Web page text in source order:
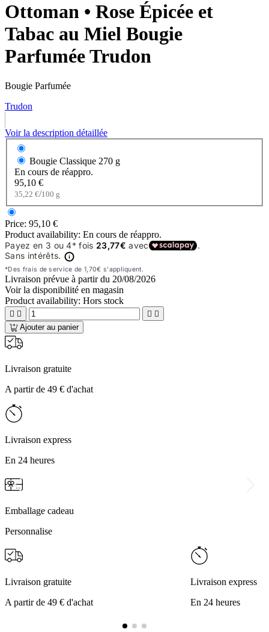
Ottoman • Rose Épicée et
Tabac au Miel Bougie
Parfumée Trudon
Bougie Parfumée
Trudon
Voir la description détaillée
Bougie Classique 270 g
En cours de réappro.
95,10 €
35,22 €/100 g
Price: 95,10 €
Product availability: En cours de réappro.
Livraison prévue à partir du 20/08/2026
Voir la disponibilité en magasin
Product availability: Hors stock
   
Ajouter au panier
Livraison gratuite
A partir de 49 € d'achat
Livraison express
En 24 heures
Emballage cadeau
Personnalise
Livraison gratuite
A partir de 49 € d'achat
Livraison express
En 24 heures